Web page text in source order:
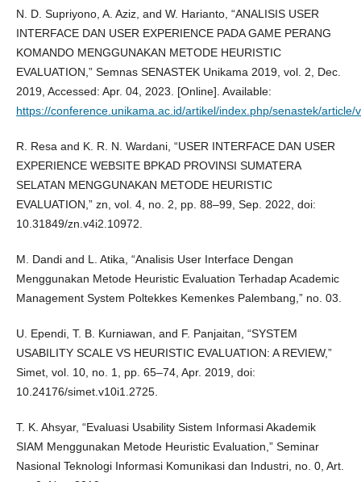
N. D. Supriyono, A. Aziz, and W. Harianto, “ANALISIS USER
INTERFACE DAN USER EXPERIENCE PADA GAME PERANG
KOMANDO MENGGUNAKAN METODE HEURISTIC
EVALUATION,” Semnas SENASTEK Unikama 2019, vol. 2, Dec.
2019, Accessed: Apr. 04, 2023. [Online]. Available:
https://conference.unikama.ac.id/artikel/index.php/senastek/article/
R. Resa and K. R. N. Wardani, “USER INTERFACE DAN USER
EXPERIENCE WEBSITE BPKAD PROVINSI SUMATERA
SELATAN MENGGUNAKAN METODE HEURISTIC
EVALUATION,” zn, vol. 4, no. 2, pp. 88–99, Sep. 2022, doi:
10.31849/zn.v4i2.10972.
M. Dandi and L. Atika, “Analisis User Interface Dengan
Menggunakan Metode Heuristic Evaluation Terhadap Academic
Management System Poltekkes Kemenkes Palembang,” no. 03.
U. Ependi, T. B. Kurniawan, and F. Panjaitan, “SYSTEM
USABILITY SCALE VS HEURISTIC EVALUATION: A REVIEW,”
Simet, vol. 10, no. 1, pp. 65–74, Apr. 2019, doi:
10.24176/simet.v10i1.2725.
T. K. Ahsyar, “Evaluasi Usability Sistem Informasi Akademik
SIAM Menggunakan Metode Heuristic Evaluation,” Seminar
Nasional Teknologi Informasi Komunikasi dan Industri, no. 0, Art.